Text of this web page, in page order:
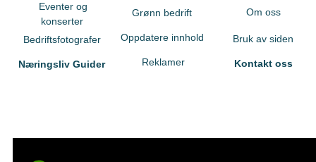
Eventer og
konserter
Bedriftsfotografer
Næringsliv Guider
Grønn bedrift
Oppdatere innhold
Reklamer
Om oss
Bruk av siden
Kontakt oss